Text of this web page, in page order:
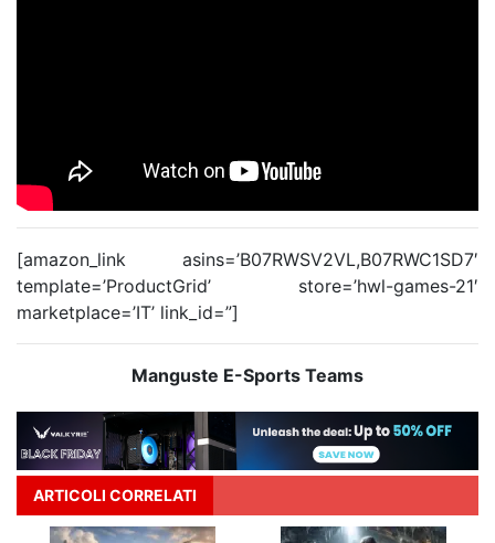
[amazon_link asins=’B07RWSV2VL,B07RWC1SD7′
template=’ProductGrid’ store=’hwl-games-21′
marketplace=’IT’ link_id=”]
Manguste E-Sports Teams
ARTICOLI CORRELATI